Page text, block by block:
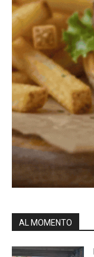
AL MOMENTO